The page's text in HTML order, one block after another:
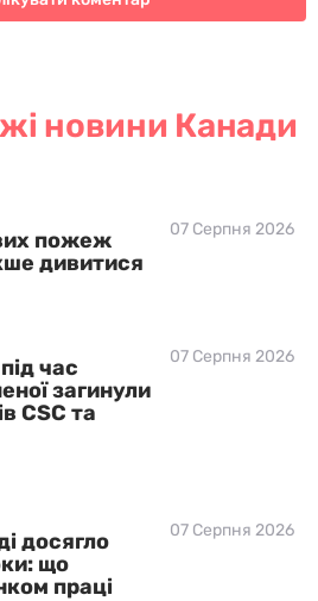
новини Канади
пожеж
дивитися
07 Серпня 2026
час
загинули
CSC та
07 Серпня 2026
досягло
що
праці
07 Серпня 2026